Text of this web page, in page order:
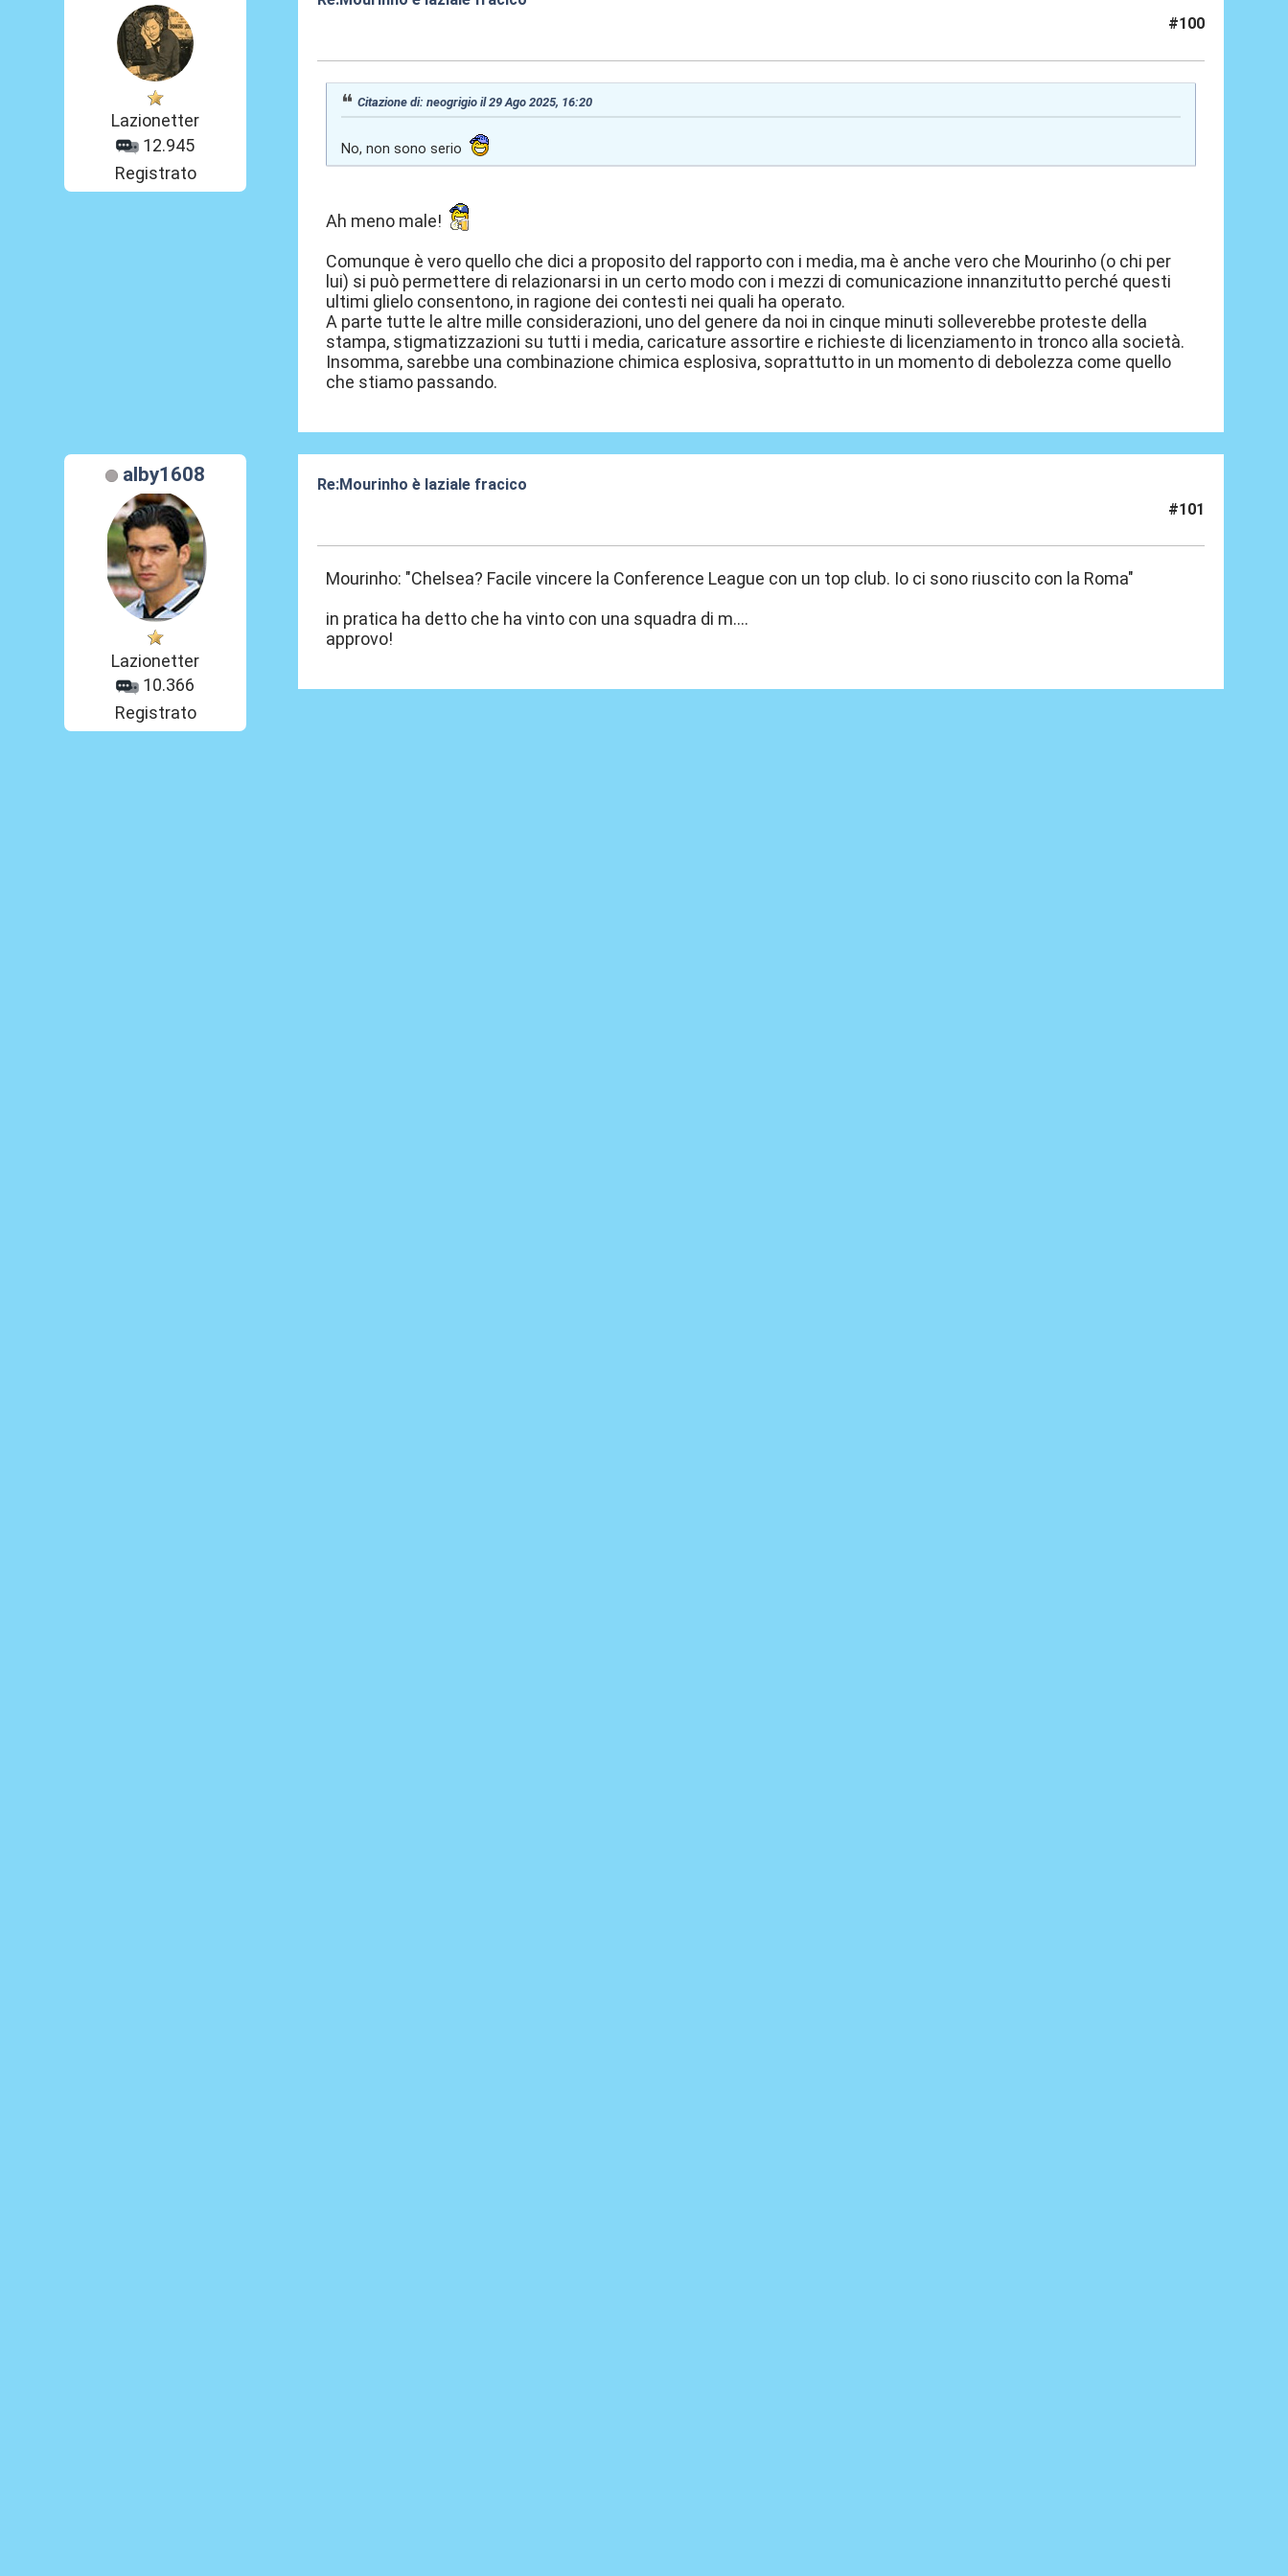
Lazionetter
12.945
Registrato
#100
Citazione di: neogrigio il 29 Ago 2025, 16:20
No, non sono serio
Ah meno male!
Comunque è vero quello che dici a proposito del rapporto con i media, ma è anche vero che Mourinho (o chi per
lui) si può permettere di relazionarsi in un certo modo con i mezzi di comunicazione innanzitutto perché questi
ultimi glielo consentono, in ragione dei contesti nei quali ha operato.
A parte tutte le altre mille considerazioni, uno del genere da noi in cinque minuti solleverebbe proteste della
stampa, stigmatizzazioni su tutti i media, caricature assortire e richieste di licenziamento in tronco alla società.
Insomma, sarebbe una combinazione chimica esplosiva, soprattutto in un momento di debolezza come quello
che stiamo passando.
alby1608
Lazionetter
10.366
Registrato
Re:Mourinho è laziale fracico
#101
Mourinho: "Chelsea? Facile vincere la Conference League con un top club. Io ci sono riuscito con la Roma"
in pratica ha detto che ha vinto con una squadra di m....
approvo!